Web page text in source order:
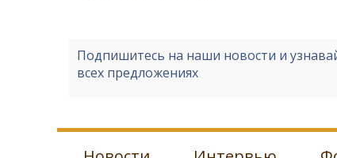
Подпишитесь на наши новости и
всех предложениях